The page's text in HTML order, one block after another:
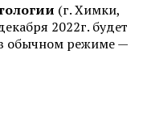
(г. Химки,
2022г. будет
в обычном режиме —